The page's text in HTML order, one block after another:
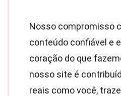
Nosso compromisso
conteúdo confiável e
coração do que
nosso site é
reais como você,